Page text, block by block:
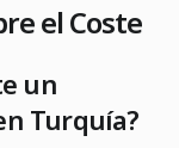
el Coste
un
Turquía?